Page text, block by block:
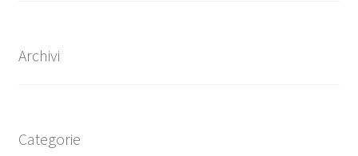
Archivi
Categorie